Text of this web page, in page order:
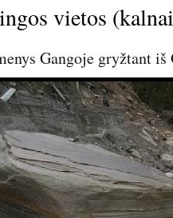
vietos
Gangoje gryžtant